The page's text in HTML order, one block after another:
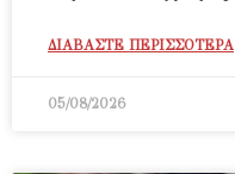
ΔΙΑΒΑΣΤΕ ΠΕΡΙΣΣΟΤΕΡΑ
05/08/2026